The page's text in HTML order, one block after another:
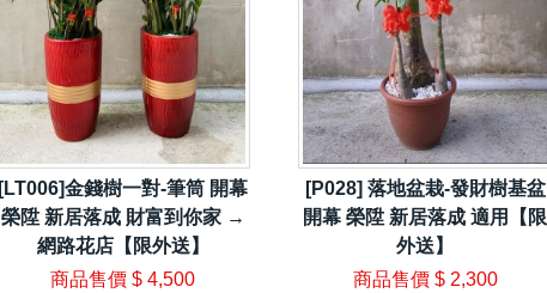
[LT006]金錢樹一對-筆筒 開幕
榮陞 新居落成 財富到你家 →
網路花店【限外送】
商品售價 $ 4,500
[P028] 落地盆栽-發財樹基盆
開幕 榮陞 新居落成 適用【限
外送】
商品售價 $ 2,300